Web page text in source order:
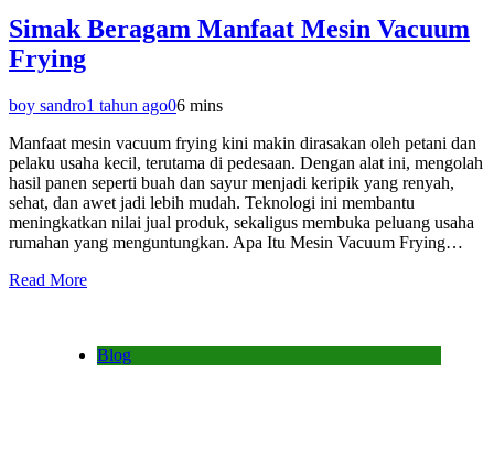
Simak Beragam Manfaat Mesin Vacuum
Frying
boy sandro1 tahun ago06 mins
Manfaat mesin vacuum frying kini makin dirasakan oleh petani dan
pelaku usaha kecil, terutama di pedesaan. Dengan alat ini, mengolah
hasil panen seperti buah dan sayur menjadi keripik yang renyah,
sehat, dan awet jadi lebih mudah. Teknologi ini membantu
meningkatkan nilai jual produk, sekaligus membuka peluang usaha
rumahan yang menguntungkan. Apa Itu Mesin Vacuum Frying…
Read More
Blog